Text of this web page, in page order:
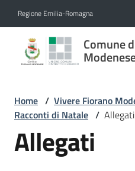
Regione Emilia-Romagna
Comune
Comune
di Fiorano
Home / Vivere Fiorano
Racconti di Natale / Allegati
Allegati